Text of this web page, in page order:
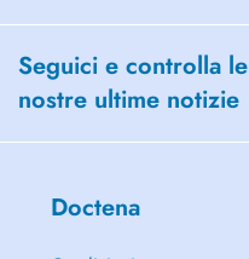
Seguici e controlla le
nostre ultime notizie
Doctena